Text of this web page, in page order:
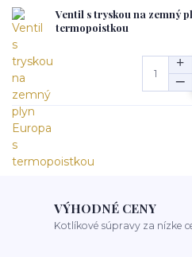
Ventil s tryskou na zemný
termopoistkou
VÝHODNÉ CENY
Kotlíkové súpravy za nízke